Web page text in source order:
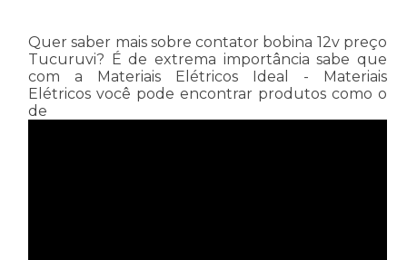
Quer saber mais sobre contator bobina 12v preço
Tucuruvi? É de extrema importância sabe que
com a Materiais Elétricos Ideal - Materiais
Elétricos você pode encontrar produtos como o
de